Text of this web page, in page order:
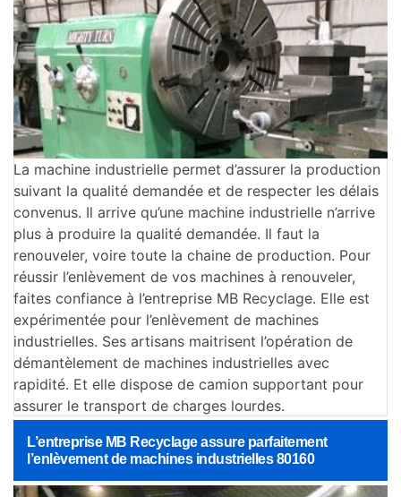
La machine industrielle permet d’assurer la production
suivant la qualité demandée et de respecter les délais
convenus. Il arrive qu’une machine industrielle n’arrive
plus à produire la qualité demandée. Il faut la
renouveler, voire toute la chaine de production. Pour
réussir l’enlèvement de vos machines à renouveler,
faites confiance à l’entreprise MB Recyclage. Elle est
expérimentée pour l’enlèvement de machines
industrielles. Ses artisans maitrisent l’opération de
démantèlement de machines industrielles avec
rapidité. Et elle dispose de camion supportant pour
assurer le transport de charges lourdes.
L’entreprise MB Recyclage assure parfaitement
l’enlèvement de machines industrielles 80160